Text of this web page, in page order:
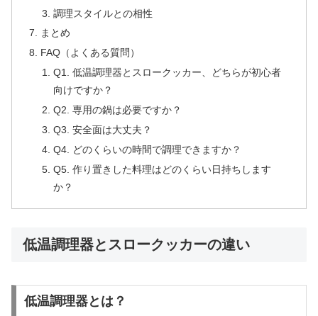
調理スタイルとの相性
まとめ
FAQ（よくある質問）
Q1. 低温調理器とスロークッカー、どちらが初心者
向けですか？
Q2. 専用の鍋は必要ですか？
Q3. 安全面は大丈夫？
Q4. どのくらいの時間で調理できますか？
Q5. 作り置きした料理はどのくらい日持ちします
か？
低温調理器とスロークッカーの違い
低温調理器とは？